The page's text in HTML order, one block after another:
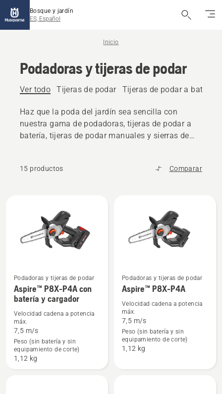
Bosque y jardín
ES, Español
Inicio
Podadoras y tijeras de podar
Ver todo Tijeras de podar Tijeras de podar a batería
Haz que la poda del jardín sea sencilla con
nuestra gama de podadoras, tijeras de podar a
batería, tijeras de podar manuales y sierras de
15 productos Comparar
productos
Ver
más
detalles
sobre
Aspire™
P8X-
P4A
Podadoras y tijeras de podar
Aspire™ P8X-P4A con
batería y cargador
Velocidad cadena a potencia
máx.
7,5 m/s
Peso (sin batería y sin
equipamiento de corte)
1,12 kg
Ver
más
detalles
sobre
Aspire™
P8X-
Podadoras y tijeras de podar
Aspire™ P8X-P4A
Velocidad cadena a potencia
máx.
7,5 m/s
Peso (sin batería y sin
equipamiento de corte)
1,12 kg